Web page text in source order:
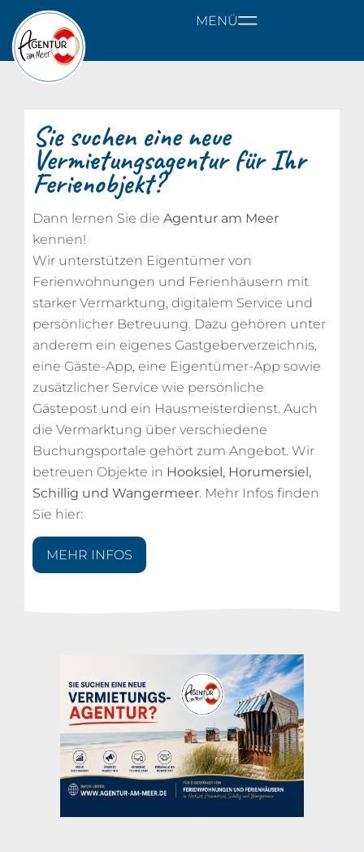
MENÜ
Sie suchen eine neue
Vermietungsagentur für Ihr
Ferienobjekt?
Dann lernen Sie die Agentur am Meer
kennen!
Wir unterstützen Eigentümer von
Ferienwohnungen und Ferienhäusern mit
starker Vermarktung, digitalem Service und
persönlicher Betreuung. Dazu gehören unter
anderem ein eigenes Gastgeberverzeichnis,
eine Gäste-App, eine Eigentümer-App sowie
zusätzlicher Service wie persönliche
Gästepost und ein Hausmeisterdienst. Auch
die Vermarktung über verschiedene
Buchungsportale gehört zum Angebot. Wir
betreuen Objekte in Hooksiel, Horumersiel,
Schillig und Wangermeer. Mehr Infos finden
Sie hier:
MEHR INFOS